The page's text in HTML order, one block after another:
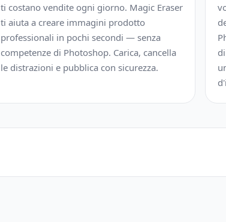
ti costano vendite ogni giorno. Magic Eraser
ti aiuta a creare immagini prodotto
professionali in pochi secondi — senza
competenze di Photoshop. Carica, cancella
le distrazioni e pubblica con sicurezza.